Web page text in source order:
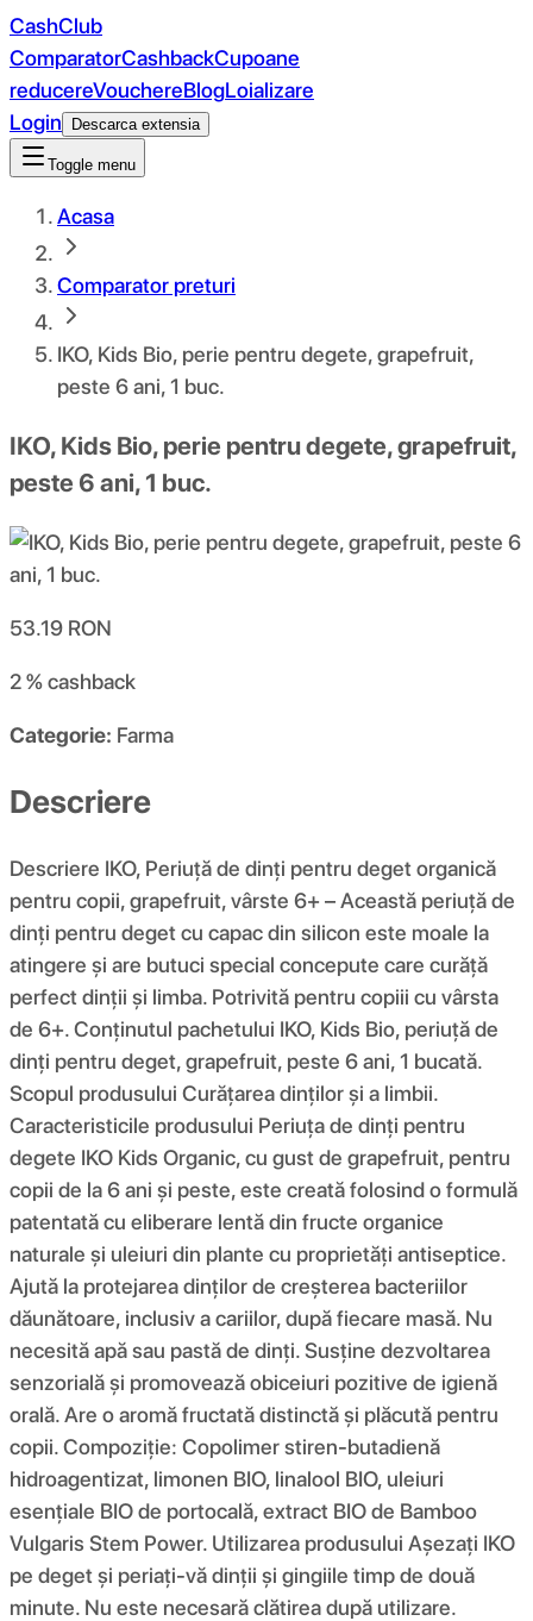
CashClub
ComparatorCashbackCupoane
reducereVouchereBlogLoializare
Login
Descarca extensia
Toggle menu
Acasa
Comparator preturi
IKO, Kids Bio, perie pentru degete, grapefruit,
peste 6 ani, 1 buc.
IKO, Kids Bio, perie pentru degete, grapefruit,
peste 6 ani, 1 buc.
53.19 RON
2 %cashback
Categorie: Farma
Descriere
Descriere IKO, Periuță de dinți pentru deget organică
pentru copii, grapefruit, vârste 6+ – Această periuță de
dinți pentru deget cu capac din silicon este moale la
atingere și are butuci special concepute care curăță
perfect dinții și limba. Potrivită pentru copiii cu vârsta
de 6+. Conținutul pachetului IKO, Kids Bio, periuță de
dinți pentru deget, grapefruit, peste 6 ani, 1 bucată.
Scopul produsului Curățarea dinților și a limbii.
Caracteristicile produsului Periuța de dinți pentru
degete IKO Kids Organic, cu gust de grapefruit, pentru
copii de la 6 ani și peste, este creată folosind o formulă
patentată cu eliberare lentă din fructe organice
naturale și uleiuri din plante cu proprietăți antiseptice.
Ajută la protejarea dinților de creșterea bacteriilor
dăunătoare, inclusiv a cariilor, după fiecare masă. Nu
necesită apă sau pastă de dinți. Susține dezvoltarea
senzorială și promovează obiceiuri pozitive de igienă
orală. Are o aromă fructată distinctă și plăcută pentru
copii. Compoziţie: Copolimer stiren-butadienă
hidroagentizat, limonen BIO, linalool BIO, uleiuri
esențiale BIO de portocală, extract BIO de Bamboo
Vulgaris Stem Power. Utilizarea produsului Așezați IKO
pe deget și periați-vă dinții și gingiile timp de două
minute. Nu este necesară clătirea după utilizare.